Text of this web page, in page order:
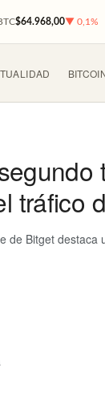
$64.968,00▼ 0,1%
tráfico
de Bitget